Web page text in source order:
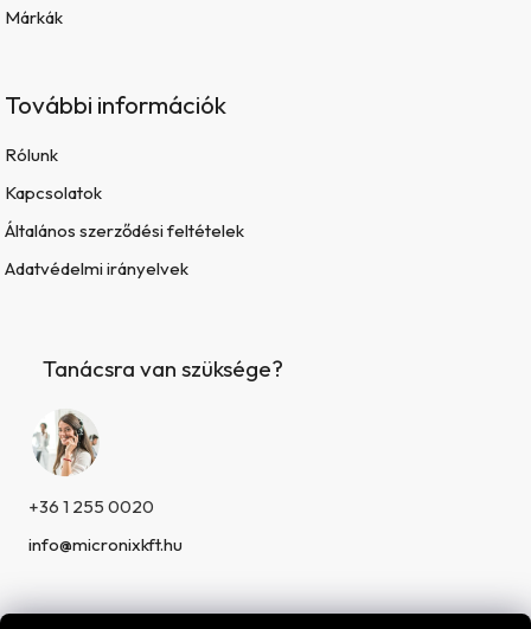
Márkák
További információk
Rólunk
Kapcsolatok
Általános szerződési feltételek
Adatvédelmi irányelvek
Tanácsra van szüksége?
+36 1 255 0020
info@micronixkft.hu